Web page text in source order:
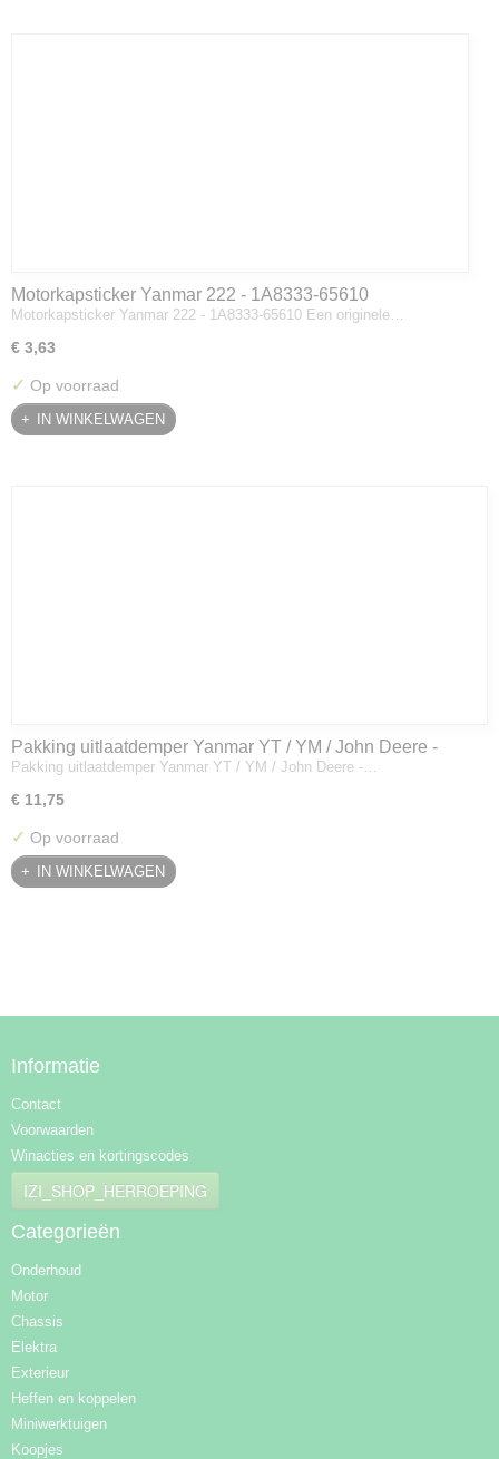
Motorkapsticker Yanmar 222 - 1A8333-65610
Motorkapsticker Yanmar 222 - 1A8333-65610 Een originele…
€ 3,63
✓ Op voorraad
IN WINKELWAGEN
Pakking uitlaatdemper Yanmar YT / YM / John Deere -
128300-13230
Pakking uitlaatdemper Yanmar YT / YM / John Deere -…
€ 11,75
✓ Op voorraad
IN WINKELWAGEN
Informatie
Contact
Voorwaarden
Winacties en kortingscodes
IZI_SHOP_HERROEPING
Categorieën
Onderhoud
Motor
Chassis
Elektra
Exterieur
Heffen en koppelen
Miniwerktuigen
Koopjes